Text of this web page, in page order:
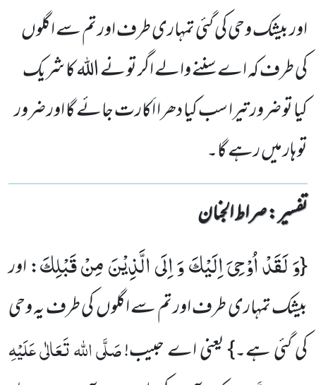
اور بیشک وحی کی گئی تمہاری طرف اور تم سے اگلوں
کی طرف کہ اے سننے والے اگر تو نے اللہ کا شریک
کیا تو ضرور تیرا سب کیا دھرا اَکارت جائے گا اور ضرور
تو ہار میں رہے گا۔
تفسیر : ‎صراط الجنان
{وَ لَقَدْ اُوْحِیَ اِلَیْكَ وَ اِلَى الَّذِیْنَ مِنْ قَبْلِكَ: اور
بیشک تمہاری طرف اور تم سے اگلوں کی طرف یہ وحی
کی گئی ہے۔} یعنی اے حبیب!صَلَّی اللہ تَعَالٰی عَلَیْہِ